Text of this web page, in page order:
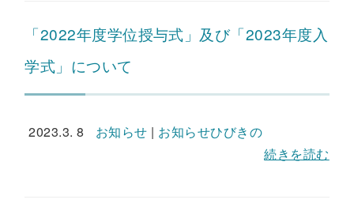
「2022年度学位授与式」及び「2023年度入
学式」について
2023.3. 8 お知らせ | お知らせひびきの
続きを読む